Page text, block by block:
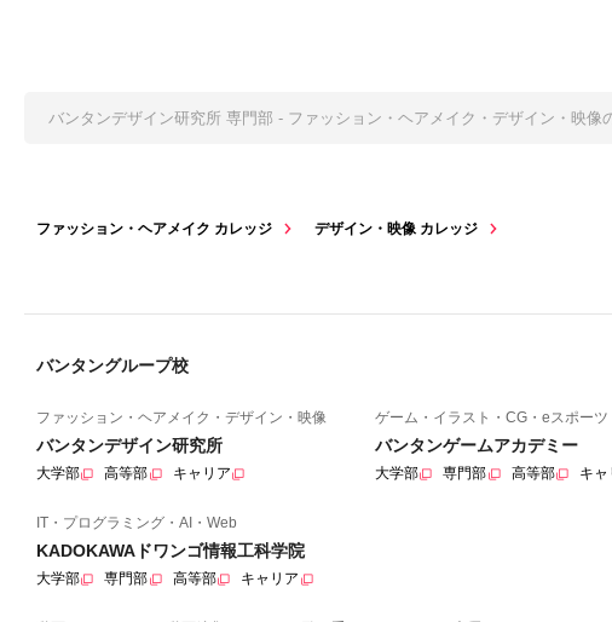
バンタンデザイン研究所 専門部 - ファッション・ヘアメイク・デザイン・映像
ファッション・ヘアメイク カレッジ デザイン・映像 カレッジ
バンタングループ校
ファッション・ヘアメイク・デザイン・映像
バンタンデザイン研究所
大学部 高等部 キャリア
ゲーム・イラスト・CG・eスポーツ
バンタンゲームアカデミー
大学部 専門部 高等部 キャ
IT・プログラミング・AI・Web
KADOKAWAドワンゴ情報工科学院
大学部 専門部 高等部 キャリア